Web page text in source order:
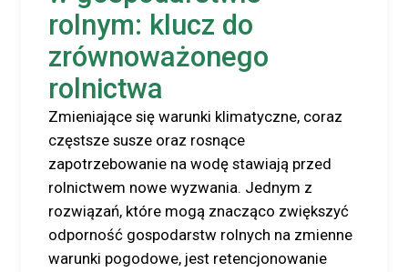
rolnym: klucz do
zrównoważonego
rolnictwa
Zmieniające się warunki klimatyczne, coraz
częstsze susze oraz rosnące
zapotrzebowanie na wodę stawiają przed
rolnictwem nowe wyzwania. Jednym z
rozwiązań, które mogą znacząco zwiększyć
odporność gospodarstw rolnych na zmienne
warunki pogodowe, jest retencjonowanie